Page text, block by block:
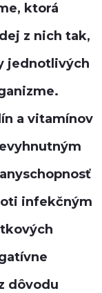
ktorá
z nich tak,
jednotlivých
a vitamínov
infekčným
dôvodu